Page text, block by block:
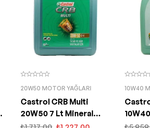
20W50 MOTOR YAĞLARI
Castrol CRB Multi
20W50 7 Lt Mineral
Motor Yağı
10W40
Motor